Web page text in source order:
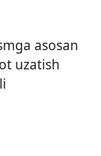
asosan
uzatish